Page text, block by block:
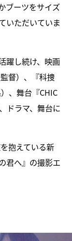
ブーツをサイズ
いただいていま
躍し続け、映画
督）、『科捜
、舞台『CHIC
ドラマ、舞台に
抱えている新
君へ』の撮影エ